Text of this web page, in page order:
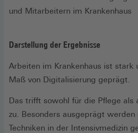
und Mitarbeitern im Krankenhaus
Darstellung der Ergebnisse
Arbeiten im Krankenhaus ist stark
Maß von Digitalisierung geprägt.
Das trifft sowohl für die Pflege als
zu. Besonders ausgeprägt
Techniken in der Intensivmedizin